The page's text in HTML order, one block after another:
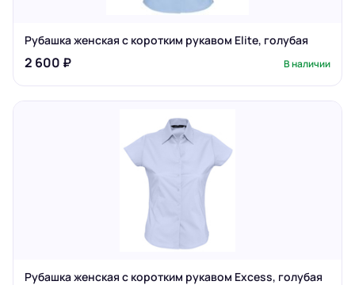
Рубашка женская с коротким рукавом Elite, голубая
2 600 ₽ В наличии
Рубашка женская с коротким рукавом Excess, голубая